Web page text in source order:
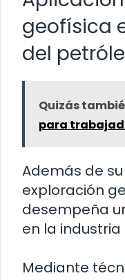
geofísica
del
Quizás
para
Además de
exploración
desempeña
en la
Mediante